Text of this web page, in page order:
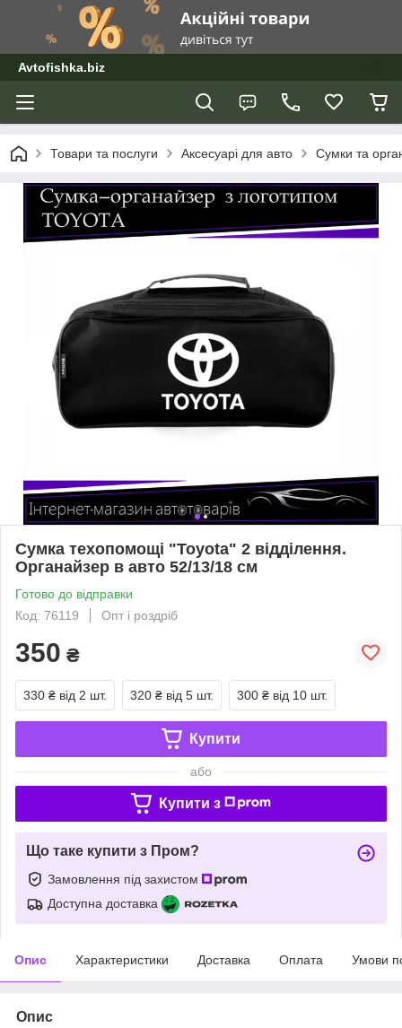
Avtofishka.biz
Товари та послуги Аксесуарі для авто Сумки та
Сумка техопомощі "Toyota" 2 відділення.
Органайзер в авто 52/13/18 см
Готово до відправки
Код: 76119
Опт і роздріб
350 ₴
330 ₴ від 2 шт. 320 ₴ від 5 шт. 300 ₴ від 10 шт.
Купити
або
Купити з
Що таке купити з Пром?
Замовлення під захистом
Доступна доставка
Опис Характеристики Доставка Оплата Умови
Опис